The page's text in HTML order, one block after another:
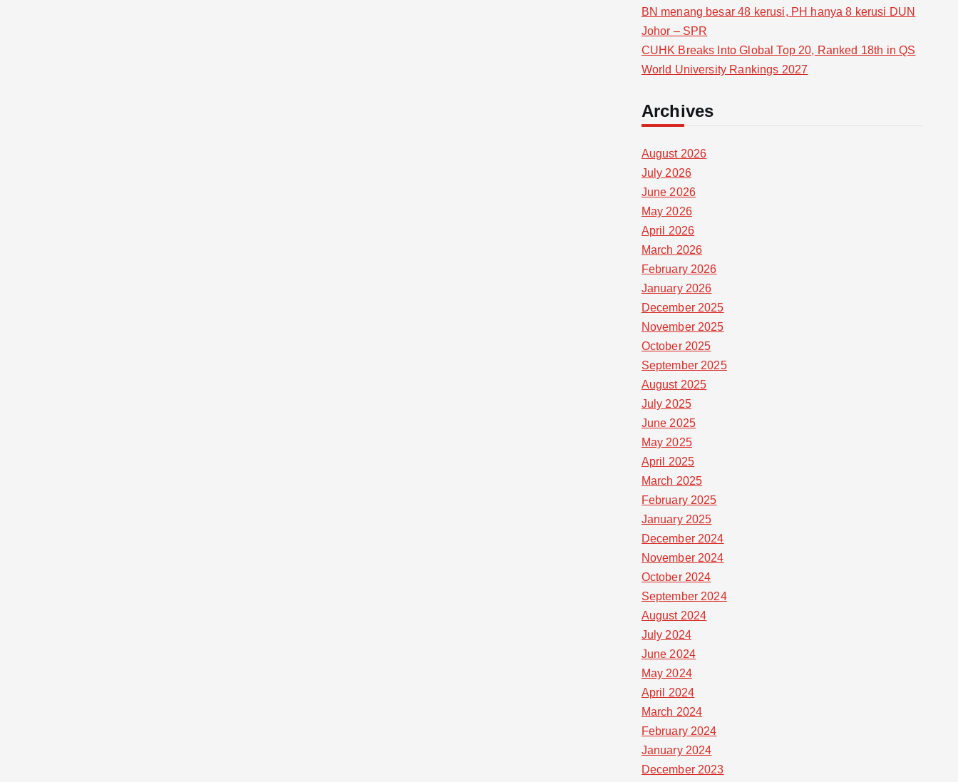
BN menang besar 48 kerusi, PH hanya 8 kerusi DUN
Johor – SPR
CUHK Breaks Into Global Top 20, Ranked 18th in QS
World University Rankings 2027
Archives
August 2026
July 2026
June 2026
May 2026
April 2026
March 2026
February 2026
January 2026
December 2025
November 2025
October 2025
September 2025
August 2025
July 2025
June 2025
May 2025
April 2025
March 2025
February 2025
January 2025
December 2024
November 2024
October 2024
September 2024
August 2024
July 2024
June 2024
May 2024
April 2024
March 2024
February 2024
January 2024
December 2023